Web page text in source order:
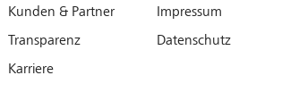
Kunden & Partner
Transparenz
Karriere
Impressum
Datenschutz